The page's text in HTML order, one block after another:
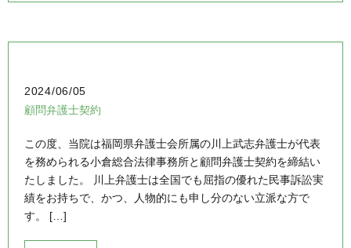
2024/06/05
顧問弁護士契約
この度、当院は福岡県弁護士会所属の川上武志弁護士が代表
を務められる小倉総合法律事務所と顧問弁護士契約を締結い
たしました。 川上弁護士は全国でも屈指の優れた民事訴訟実
績をお持ちで、かつ、人物的にも申し分のない立派な方で
す。 […]